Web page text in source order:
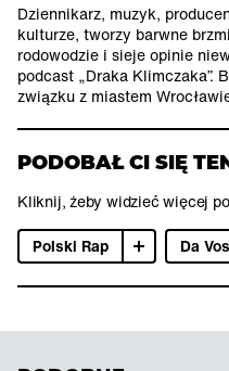
Dziennikarz, muzyk,
kulturze, tworzy barwne
rodowodzie i sieje opinie
podcast „Draka Klimczaka”.
związku z miastem
PODOBAŁ CI SIĘ
Kliknij, żeby widzieć więcej
Polski Rap
Da